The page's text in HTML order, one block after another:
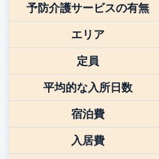
予防介護サービスの有無
エリア
定員
平均的な入所日数
宿泊費
入居費